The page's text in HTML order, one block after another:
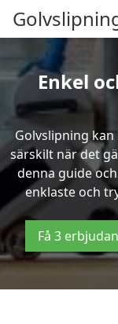
Enkel
Golvslipning
särskilt när det
denna guide
enklaste och
Få 3